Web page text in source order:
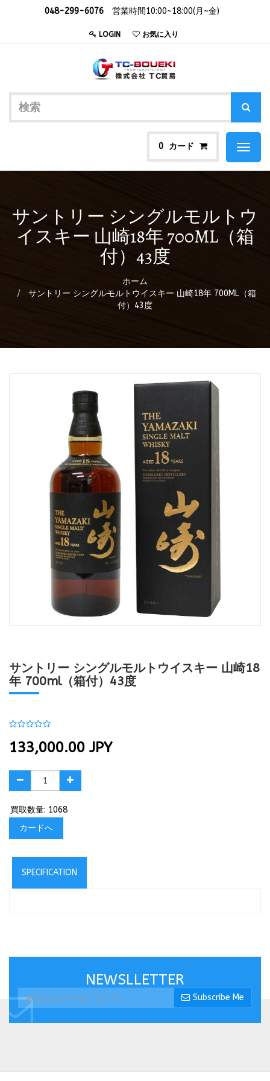
048-299-6076 営業時間10:00~18:00(月~金)
LOGIN お気に入り
0 カード
Toggle
サントリー シングルモルトウ
イスキー 山崎18年 700ML（箱
付）43度
ホーム
サントリー シングルモルトウイスキー 山崎18年 700ML（箱
付）43度
サントリー シングルモルトウイスキー 山崎18
年 700ml（箱付）43度
133,000.00 JPY
買取数量: 1068
カードへ
SPECIFICATION
NEWSLLETTER
Subscribe Me